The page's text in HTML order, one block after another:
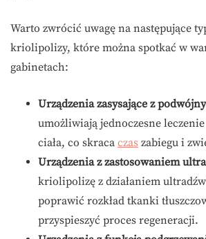
Warto zwrócić uwagę na następujące
kriolipolizy, które można spotkać w
gabinetach:
Urządzenia zasysające z
umożliwiają jednoczesne
ciała, co skraca czas zabiegu i
Urządzenia z zastosowaniem
kriolipolizę z działaniem
poprawić rozkład tkanki
przyspieszyć proces regeneracji.